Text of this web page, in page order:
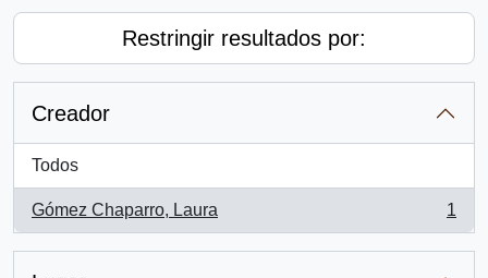
Restringir resultados por:
Creador
Todos
Gómez Chaparro, Laura
, 1 resultados
1